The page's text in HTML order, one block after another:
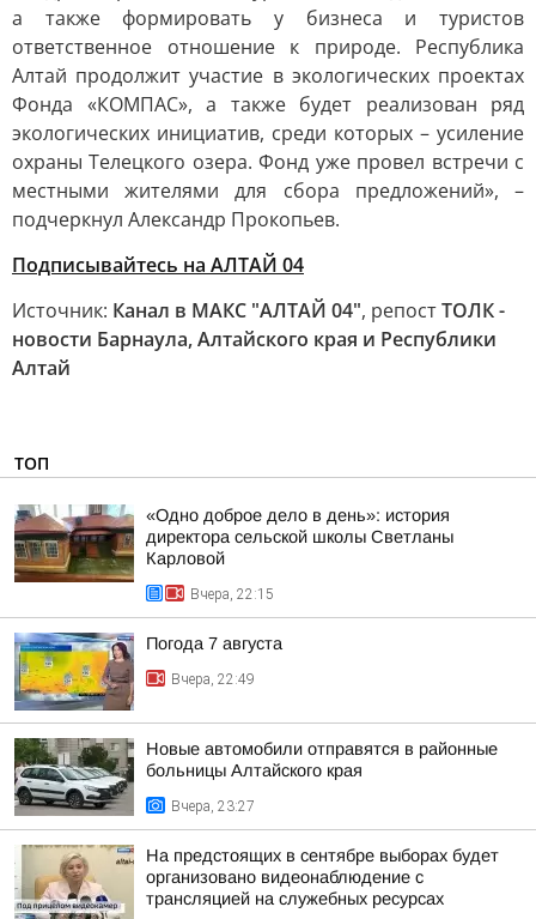
а также формировать у бизнеса и туристов
ответственное отношение к природе. Республика
Алтай продолжит участие в экологических проектах
Фонда «КОМПАС», а также будет реализован ряд
экологических инициатив, среди которых – усиление
охраны Телецкого озера. Фонд уже провел встречи с
местными жителями для сбора предложений», –
подчеркнул Александр Прокопьев.
Подписывайтесь на АЛТАЙ 04
Источник: Канал в МАКС "АЛТАЙ 04", репостТОЛК -
новости Барнаула, Алтайского края и Республики
Алтай
ТОП
«Одно доброе дело в день»: история
директора сельской школы Светланы
Карловой
Вчера, 22:15
Погода 7 августа
Вчера, 22:49
Новые автомобили отправятся в районные
больницы Алтайского края
Вчера, 23:27
На предстоящих в сентябре выборах будет
организовано видеонаблюдение с
трансляцией на служебных ресурсах